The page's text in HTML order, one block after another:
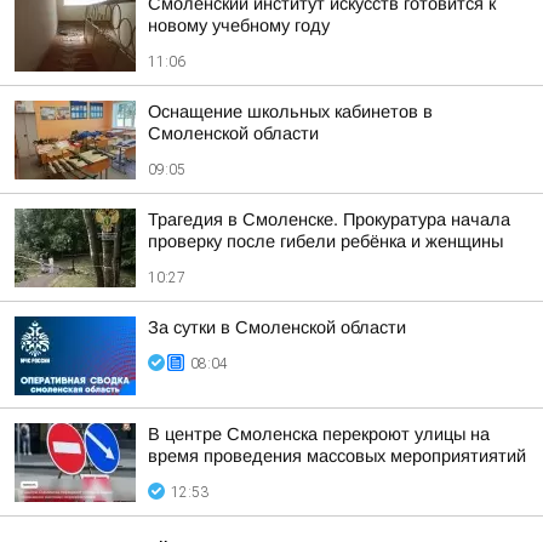
новому учебному году
11:06
Оснащение школьных кабинетов в
Смоленской области
09:05
Трагедия в Смоленске. Прокуратура начала
проверку после гибели ребёнка и женщины
10:27
За сутки в Смоленской области
08:04
В центре Смоленска перекроют улицы на
время проведения массовых мероприятиятий
12:53